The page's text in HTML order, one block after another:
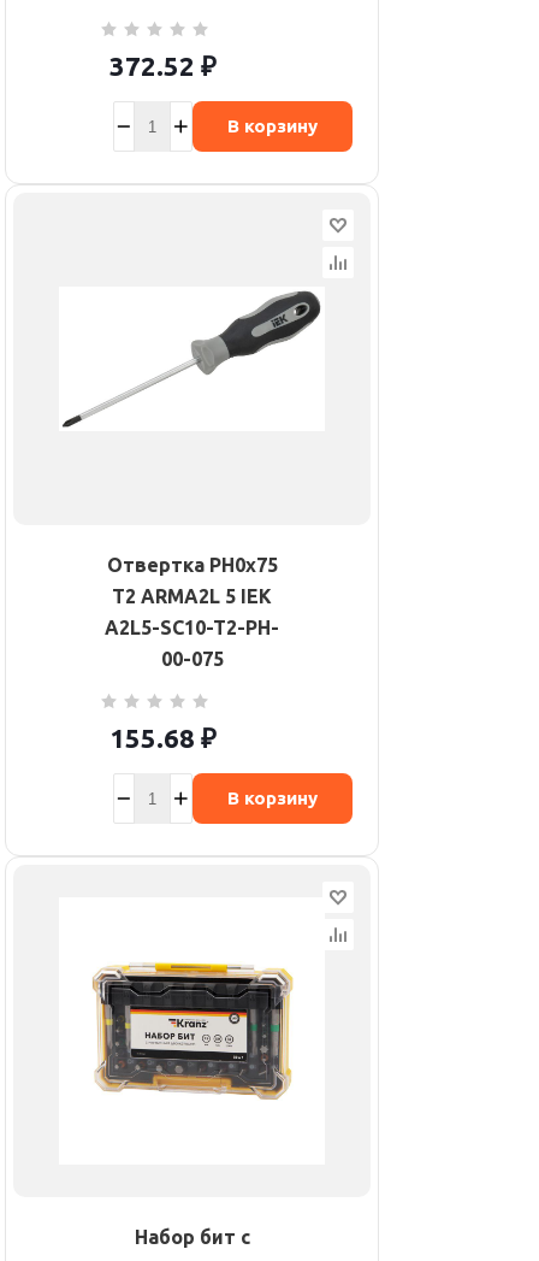
372.52 ₽
В корзину
Отвертка PH0х75
Т2 ARMA2L 5 IEK
A2L5-SC10-T2-PH-
00-075
155.68 ₽
В корзину
Набор бит с